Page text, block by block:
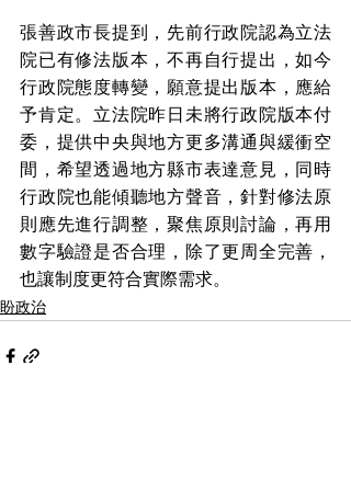
張善政市長提到，先前行政院認為立法
院已有修法版本，不再自行提出，如今
行政院態度轉變，願意提出版本，應給
予肯定。立法院昨日未將行政院版本付
委，提供中央與地方更多溝通與緩衝空
間，希望透過地方縣市表達意見，同時
行政院也能傾聽地方聲音，針對修法原
則應先進行調整，聚焦原則討論，再用
數字驗證是否合理，除了更周全完善，
也讓制度更符合實際需求。
盼政治